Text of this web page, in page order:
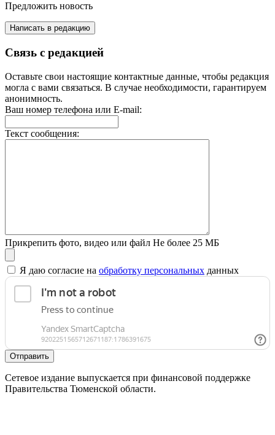
Предложить новость
Написать в редакцию
Связь с редакцией
Оставьте свои настоящие контактные данные, чтобы редакция
могла с вами связаться. В случае необходимости, гарантируем
анонимность.
Ваш номер телефона или E-mail:
Текст сообщения:
Прикрепить фото, видео или файл Не более 25 МБ
Я даю согласие на обработку персональных данных
Отправить
Сетевое издание выпускается при финансовой поддержке
Правительства Тюменской области.